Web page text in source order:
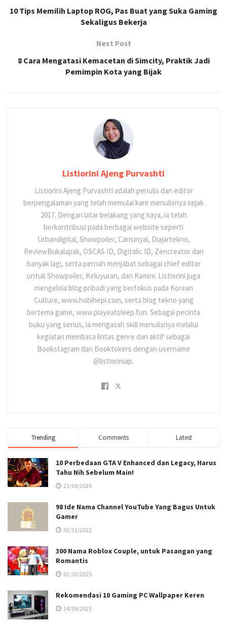
10 Tips Memilih Laptop ROG, Pas Buat yang Suka Gaming
Sekaligus Bekerja
Next Post
8 Cara Mengatasi Kemacetan di Simcity, Praktik Jadi
Pemimpin Kota yang Bijak
Listiorini Ajeng Purvashti
Listiorini Ajeng Purvashti adalah penulis dan editor
berpengalaman yang telah memulai karir menulisnya sejak
2017. Dengan latar belakang yang kaya, ia telah
berkontribusi pada berbagai website seperti
Urbandigital, Showpoiler, Carisinyal, Diajartekno,
ReviewBukalapak, OSCAS ID, Digitalic ID, Zencreator dan
banyak lagi, serta pernah menjabat sebagai chief editor
untuk Showpoiler, Keluyuran, dan Kamini. Listiorini juga
mengelola blog pribadi yang berfokus pada Korean
Culture, www.hobihepi.com, serta blog tekno yang
bertema game, www.playeatsleep.fun. Sebagai pecinta
buku yang serius, ia mengasah skill menulisnya melalui
kegiatan membaca lintas genre dan aktif sebagai
Bookstagram dan Booktokers dengan username
@listioriniap.
Trending Comments Latest
10 Perbedaan GTA V Enhanced dan Legacy, Harus
Tahu Nih Sebelum Main!
23/04/2025
98 Ide Nama Channel YouTube Yang Bagus Untuk
Gamer
02/11/2022
300 Nama Roblox Couple, untuk Pasangan yang
Romantis
01/10/2025
Rekomendasi 10 Gaming PC Wallpaper Keren
14/09/2023